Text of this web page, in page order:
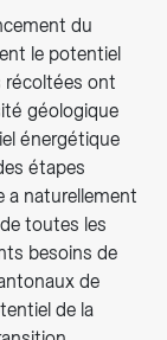
du
le potentiel
récoltées ont
géologique
énergétique
étapes
a naturellement
toutes les
besoins de
de
de la